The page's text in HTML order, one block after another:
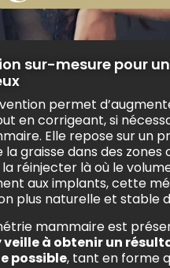
sur-mesure pour
permet
en corrigeant, si
Elle repose sur un
graisse dans des zones
réinjecter là où le
aux implants, cette
plus naturelle et stable
mammaire est
à obtenir un
possible, tant en forme